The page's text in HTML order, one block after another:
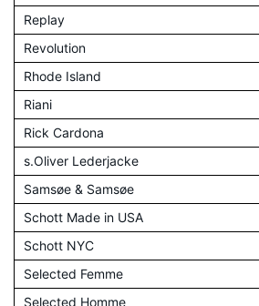
Replay
Revolution
Rhode Island
Riani
Rick Cardona
s.Oliver Lederjacke
Samsøe & Samsøe
Schott Made in USA
Schott NYC
Selected Femme
Selected Homme